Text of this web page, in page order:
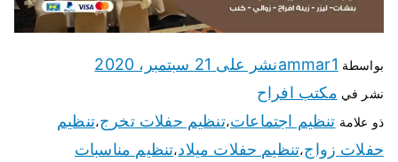
بواسطة ammar1نشر على 21 سبتمبر، 2020
نشر في مكتب افراح
ذو علامة تنظيم اجتماعات،تنظيم حفلات تخرج،تنظيم
حفلات زواج،تنظيم حفلات ميلاد،تنظيم مناسبات